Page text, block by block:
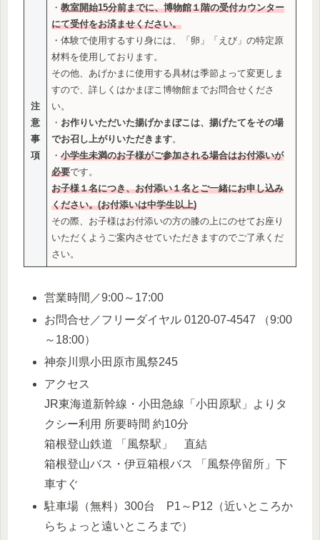
注
意
事
項
・教室開始15分前までに、博物館１階の受付カウンター
にて受付をお済ませください。
・体験で使用するすり身には、「卵」「えび」の特定原
材料を使用しております。
その他、あげかまに使用する具材は季節よって変更しま
すので、詳しくはかまぼこ博物館までお問合せくださ
い。
・ お作りいただいた揚げかまぼこは、揚げたてをその場
でお召し上がりいただきます。
・小学生未満のお子様がご参加される場合はお付添いが
必要です。
お子様１名につき、お付添い１名とご一緒にお申し込み
ください。(お付添いは中学生以上)
その際、お子様はお付添いの方の膝の上にのせてお座り
いただくようご案内させていただきますのでご了承くだ
さい。
営業時間／9:00～17:00
お問合せ／フリーダイヤル 0120-07-4547 （9:00
～18:00）
神奈川県小田原市風祭245
アクセス
JR東海道新幹線・小田急線「小田原駅」よりタ
クシー利用 所要時間 約10分
箱根登山鉄道 「風祭駅」 直結
箱根登山バス・伊豆箱根バス 「風祭停留所」下
車すぐ
駐車場（無料）300台 P1～P12（近いところか
らちょっと遠いところまで）